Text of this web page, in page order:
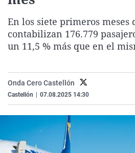
En los siete primeros meses
contabilizan 176.779
un 11,5 % más que en el
Onda Cero Castellón
Castellón 07.08.2025 14:30